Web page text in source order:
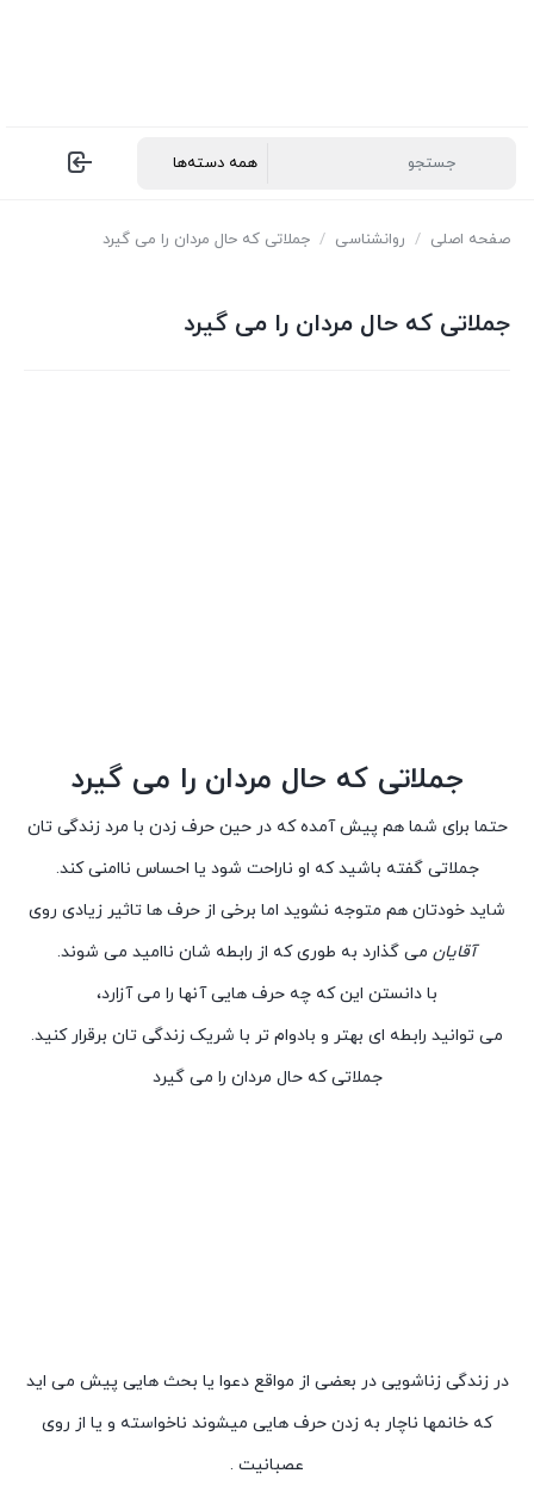
صفحه اصلی / روانشناسی / جملاتی که حال مردان را می گیرد
جملاتی که حال مردان را می گیرد
جملاتی که حال مردان را می گیرد
حتما برای شما هم پیش آمده که در حین حرف زدن با مرد زندگی تان
جملاتی گفته باشید که او ناراحت شود یا احساس ناامنی کند.
شاید خودتان هم متوجه نشوید اما برخی از حرف ها تاثیر زیادی روی
آقایان می گذارد به طوری که از رابطه شان ناامید می شوند.
با دانستن این که چه حرف هایی آنها را می آزارد،
می توانید رابطه ای بهتر و بادوام تر با شریک زندگی تان برقرار کنید.
جملاتی که حال مردان را می گیرد
در زندگی زناشویی در بعضی از مواقع دعوا یا بحث هایی پیش می اید
که خانمها ناچار به زدن حرف هایی میشوند ناخواسته و یا از روی
عصبانیت .